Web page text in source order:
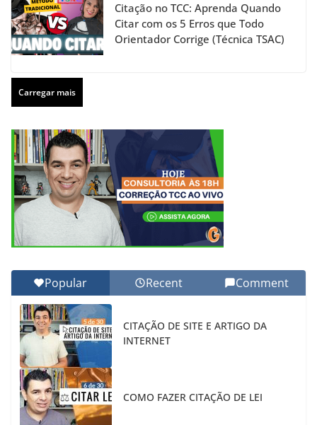
Citação no TCC: Aprenda Quando
Citar com os 5 Erros que Todo
Orientador Corrige (Técnica TSAC)
Carregar mais
Popular Recent Comment
CITAÇÃO DE SITE E ARTIGO DA
INTERNET
COMO FAZER CITAÇÃO DE LEI